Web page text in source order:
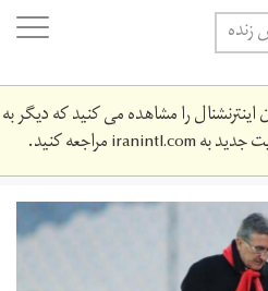
را مشاهده می کنید که دیگر به
جدید بهiranintl.comمراجعه کنید.